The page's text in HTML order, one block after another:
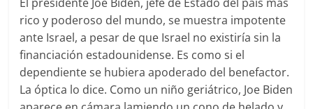
rico y poderoso del mundo, se muestra impotente
ante Israel, a pesar de que Israel no existiría sin la
financiación estadounidense. Es como si el
dependiente se hubiera apoderado del benefactor.
La óptica lo dice. Como un niño geriátrico, Joe Biden